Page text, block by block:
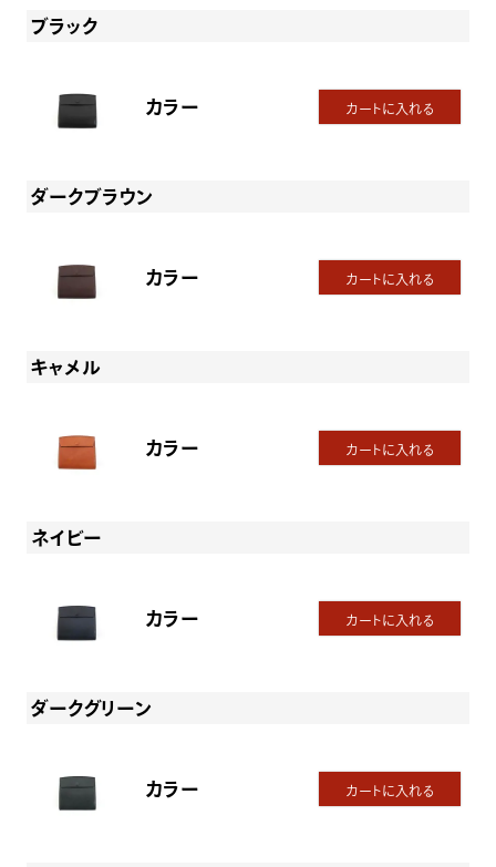
ブラック
カラー カートに入れる
ダークブラウン
カラー カートに入れる
キャメル
カラー カートに入れる
ネイビー
カラー カートに入れる
ダークグリーン
カラー カートに入れる